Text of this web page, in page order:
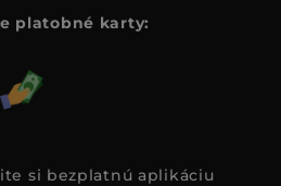
platobné karty:
si bezplatnú aplikáciu